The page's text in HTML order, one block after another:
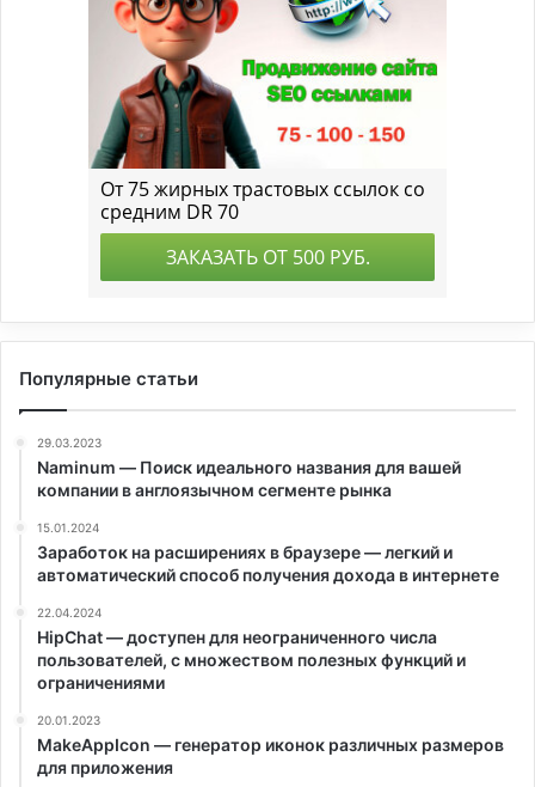
Популярные статьи
29.03.2023
Naminum — Поиск идеального названия для вашей
компании в англоязычном сегменте рынка
15.01.2024
Заработок на расширениях в браузере — легкий и
автоматический способ получения дохода в интернете
22.04.2024
HipChat — доступен для неограниченного числа
пользователей, с множеством полезных функций и
ограничениями
20.01.2023
MakeAppIcon — генератор иконок различных размеров
для приложения